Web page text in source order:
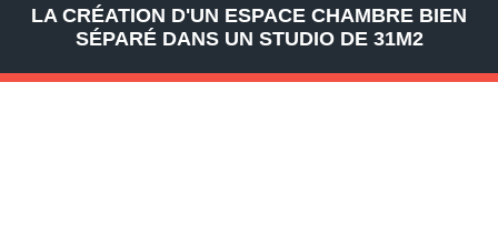
LA CRÉATION D'UN ESPACE CHAMBRE BIEN
SÉPARÉ DANS UN STUDIO DE 31M2